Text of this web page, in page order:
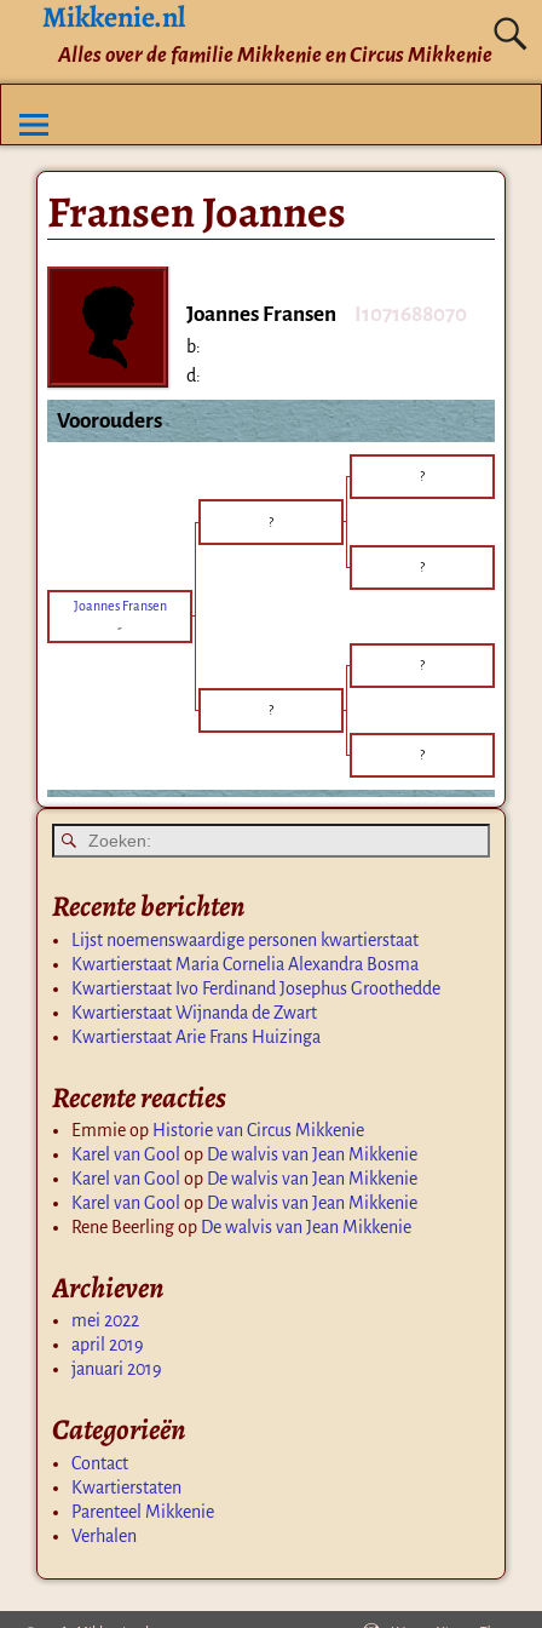
Mikkenie.nl
Alles over de familie Mikkenie en Circus Mikkenie
Fransen Joannes
Joannes Fransen I1071688070
b:
d:
Voorouders
?
?
?
Joannes Fransen
-
?
?
?
Recente berichten
Lijst noemenswaardige personen kwartierstaat
Kwartierstaat Maria Cornelia Alexandra Bosma
Kwartierstaat Ivo Ferdinand Josephus Groothedde
Kwartierstaat Wijnanda de Zwart
Kwartierstaat Arie Frans Huizinga
Recente reacties
Emmieop Historie van Circus Mikkenie
Karel van Gool op De walvis van Jean Mikkenie
Karel van Gool op De walvis van Jean Mikkenie
Karel van Gool op De walvis van Jean Mikkenie
Rene Beerlingop De walvis van Jean Mikkenie
Archieven
mei 2022
april 2019
januari 2019
Categorieën
Contact
Kwartierstaten
Parenteel Mikkenie
Verhalen